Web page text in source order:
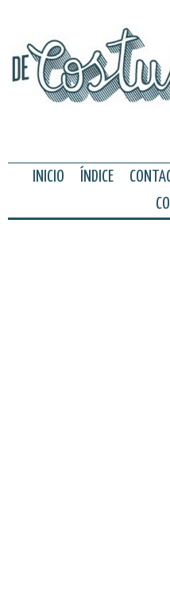
INICIO ÍNDICE